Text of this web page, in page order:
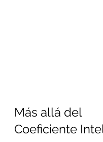
Más allá del
Coeficiente